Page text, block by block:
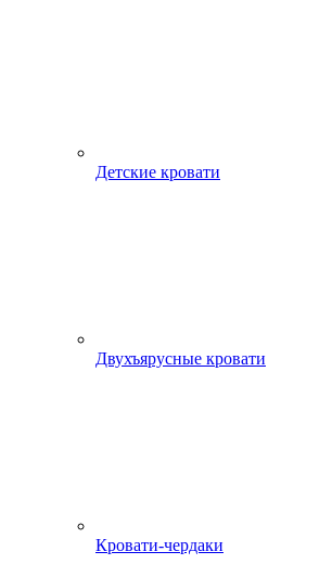
Детские кровати
Двухъярусные кровати
Кровати-чердаки